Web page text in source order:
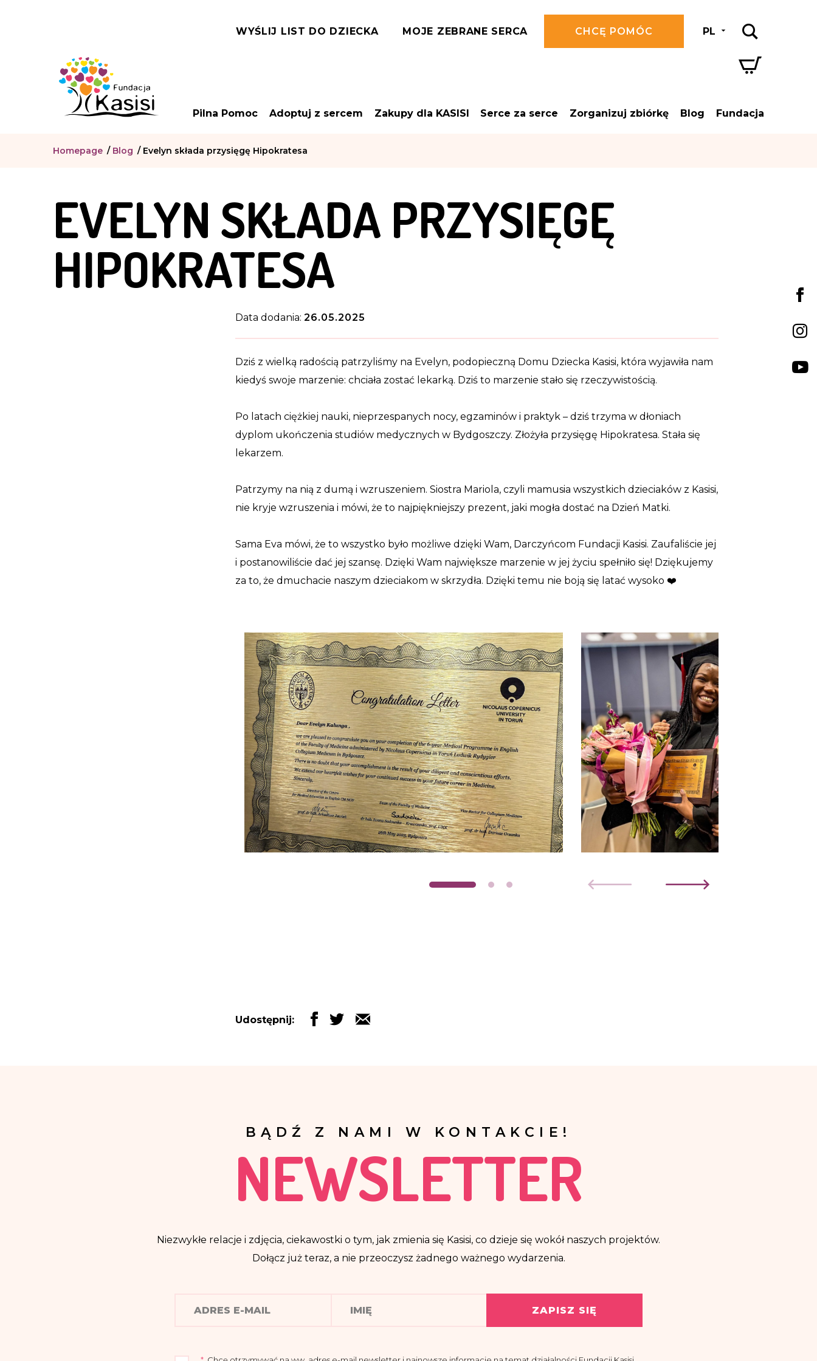
WYŚLIJ LIST DO DZIECKA MOJE ZEBRANE SERCA CHCĘ POMÓC PL
Pilna Pomoc Adoptuj z sercem Zakupy dla KASISI Serce za serce Zorganizuj zbiórkę Blog Fundacja
Homepage / Blog / Evelyn składa przysięgę Hipokratesa
EVELYN SKŁADA PRZYSIĘGĘ
HIPOKRATESA
Data dodania: 26.05.2025
Dziś z wielką radością patrzyliśmy na Evelyn, podopieczną Domu Dziecka Kasisi, która wyjawiła nam
kiedyś swoje marzenie: chciała zostać lekarką. Dziś to marzenie stało się rzeczywistością.
Po latach ciężkiej nauki, nieprzespanych nocy, egzaminów i praktyk – dziś trzyma w dłoniach
dyplom ukończenia studiów medycznych w Bydgoszczy. Złożyła przysięgę Hipokratesa. Stała się
lekarzem.
Patrzymy na nią z dumą i wzruszeniem. Siostra Mariola, czyli mamusia wszystkich dzieciaków z Kasisi,
nie kryje wzruszenia i mówi, że to najpiękniejszy prezent, jaki mogła dostać na Dzień Matki.
Sama Eva mówi, że to wszystko było możliwe dzięki Wam, Darczyńcom Fundacji Kasisi. Zaufaliście jej
i postanowiliście dać jej szansę. Dzięki Wam największe marzenie w jej życiu spełniło się! Dziękujemy
za to, że dmuchacie naszym dzieciakom w skrzydła. Dzięki temu nie boją się latać wysoko ❤️
Udostępnij:
BĄDŹ Z NAMI W KONTAKCIE!
NEWSLETTER
Niezwykłe relacje i zdjęcia, ciekawostki o tym, jak zmienia się Kasisi, co dzieje się wokół naszych projektów.
Dołącz już teraz, a nie przeoczysz żadnego ważnego wydarzenia.
ZAPISZ SIĘ